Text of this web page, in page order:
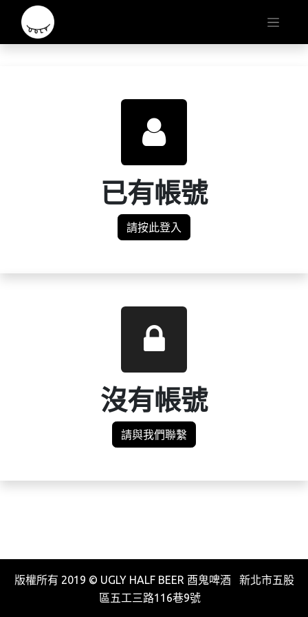
已有帳號
請按此登入
沒有帳號
請與我們聯繫
版權所有 2019 © UGLY HALF BEER 酉鬼啤酒 新北市五股
區五工三路116巷9號